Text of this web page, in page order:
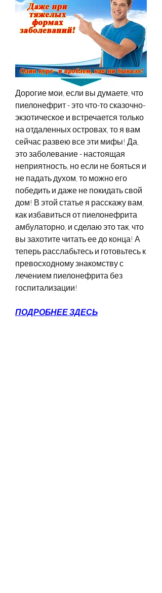
Дорогие мои, если вы думаете, что
пиелонефрит - это что-то сказочно-
экзотическое и встречается только
на отдаленных островах, то я вам
сейчас развею все эти мифы! Да,
это заболевание - настоящая
неприятность, но если не бояться и
не падать духом, то можно его
победить и даже не покидать свой
дом! В этой статье я расскажу вам,
как избавиться от пиелонефрита
амбулаторно, и сделаю это так, что
вы захотите читать ее до конца! А
теперь расслабьтесь и готовьтесь к
превосходному знакомству с
лечением пиелонефрита без
госпитализации!
ПОДРОБНЕЕ ЗДЕСЬ